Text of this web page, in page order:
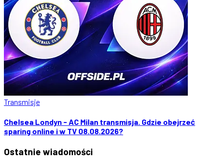
Transmisje
Chelsea Londyn - AC Milan transmisja. Gdzie obejrzeć
sparing online i w TV 08.08.2026?
Ostatnie wiadomości